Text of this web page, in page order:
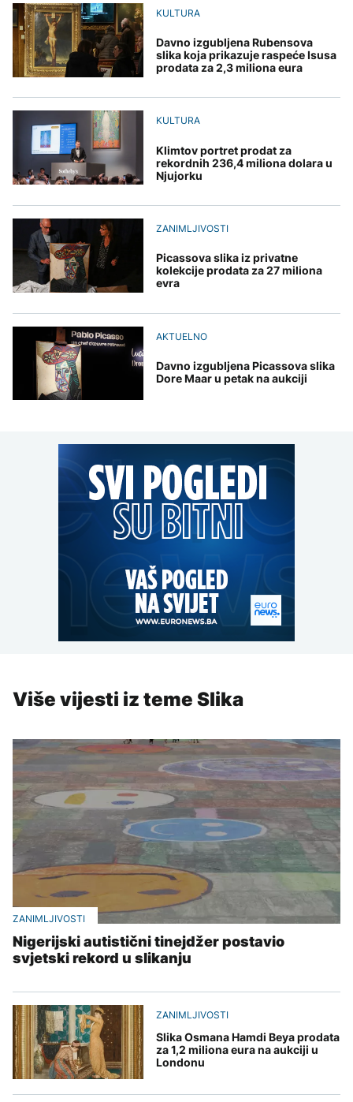
DRUŠTVO
Sutra u Sarajevu akcija
budi opet njihov heroj
Sudar putničkog i
teretnog voza u
Hrvatskoj, 15 osoba
povrijeđeno
podaci: Seuta postaje
regrutaciju džihadista
BIZNIS
Rimac rasprodao svih
početka proizvodnje.
Cijena mu je 3,8 miliona
eura
Sarajevo Film Festival
ZANIMLJIVOSTI
spektakl: Kiša meteora
augusta
Istorijska presuda protiv
djece moraju platiti 942
miliona dolara
KULTURA
Davno izgubljena Rubensova
slika koja prikazuje raspeće Isusa
prodata za 2,3 miliona eura
KULTURA
Klimtov portret prodat za
rekordnih 236,4 miliona dolara u
Njujorku
ZANIMLJIVOSTI
Picassova slika iz privatne
kolekcije prodata za 27 miliona
evra
AKTUELNO
Davno izgubljena Picassova slika
Dore Maar u petak na aukciji
Više vijesti iz teme Slika
ZANIMLJIVOSTI
Nigerijski autistični tinejdžer postavio
svjetski rekord u slikanju
ZANIMLJIVOSTI
Slika Osmana Hamdi Beya prodata
za 1,2 miliona eura na aukciji u
Londonu